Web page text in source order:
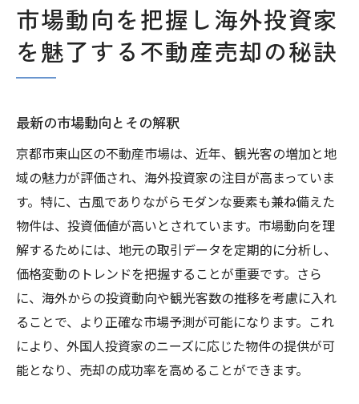
市場動向を把握し海外投資家
を魅了する不動産売却の秘訣
最新の市場動向とその解釈
京都市東山区の不動産市場は、近年、観光客の増加と地
域の魅力が評価され、海外投資家の注目が高まっていま
す。特に、古風でありながらモダンな要素も兼ね備えた
物件は、投資価値が高いとされています。市場動向を理
解するためには、地元の取引データを定期的に分析し、
価格変動のトレンドを把握することが重要です。さら
に、海外からの投資動向や観光客数の推移を考慮に入れ
ることで、より正確な市場予測が可能になります。これ
により、外国人投資家のニーズに応じた物件の提供が可
能となり、売却の成功率を高めることができます。